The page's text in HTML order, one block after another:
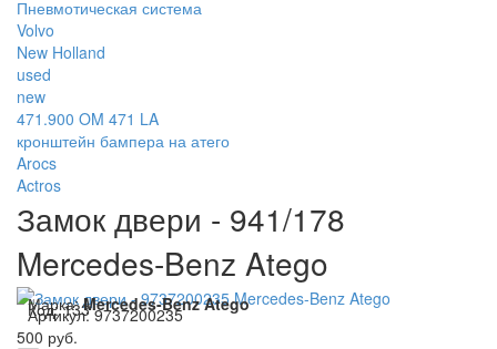
Пневмотическая система
Volvo
New Holland
used
new
471.900 OM 471 LA
кронштейн бампера на атего
Arocs
Actros
Замок двери - 941/178
Mercedes-Benz Atego
Марка:Mercedes-Benz Atego
Код:133
Артикул:9737200235
500 руб.